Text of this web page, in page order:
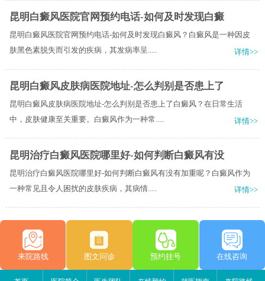
昆明白癜风医院官网预约电话-如何及时发现白癜
昆明白癜风医院官网预约电话-如何及时发现白癜风？白癜风是一种因皮
肤黑色素脱失而引发的疾病，其发病率呈.....
详情>>
昆明白癜风皮肤病医院地址-怎么判别是否患上了
昆明白癜风皮肤病医院地址-怎么判别是否患上了白癜风？在日常生活
中，皮肤健康至关重要。白癜风作为一种常.....
详情>>
昆明治疗白癜风医院哪里好-如何判断白癜风有没
昆明治疗白癜风医院哪里好-如何判断白癜风有没有加重呢？白癜风作为
一种常见且令人困扰的皮肤疾病，其病情.....
详情>>
来院路线 图文问诊 预约挂号 在线咨询